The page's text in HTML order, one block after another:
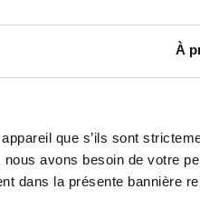
À
que s’ils sont
avons besoin de votre
dans la présente bannière
pays